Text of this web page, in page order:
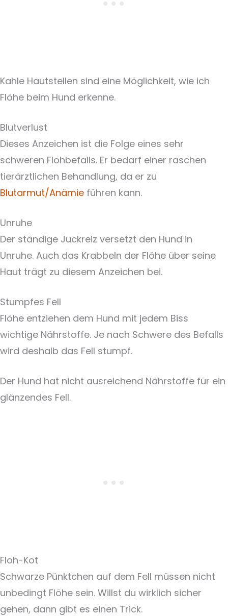
Kahle Hautstellen sind eine Möglichkeit, wie ich
Flöhe beim Hund erkenne.
Blutverlust
Dieses Anzeichen ist die Folge eines sehr
schweren Flohbefalls. Er bedarf einer raschen
tierärztlichen Behandlung, da er zu
Blutarmut/Anämie führen kann.
Unruhe
Der ständige Juckreiz versetzt den Hund in
Unruhe. Auch das Krabbeln der Flöhe über seine
Haut trägt zu diesem Anzeichen bei.
Stumpfes Fell
Flöhe entziehen dem Hund mit jedem Biss
wichtige Nährstoffe. Je nach Schwere des Befalls
wird deshalb das Fell stumpf.
Der Hund hat nicht ausreichend Nährstoffe für ein
glänzendes Fell.
Floh-Kot
Schwarze Pünktchen auf dem Fell müssen nicht
unbedingt Flöhe sein. Willst du wirklich sicher
gehen, dann gibt es einen Trick.